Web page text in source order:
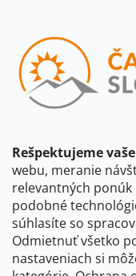
Rešpektujeme
webu, meranie
relevantných
podobné
súhlasíte so
Odmietnuť všetko
nastaveniach si
Vložením e-mailu
údajov
Beriem na vedomie, že
údajov dostupnými na
Prihlásiť sa
CBS Slovensko CBS